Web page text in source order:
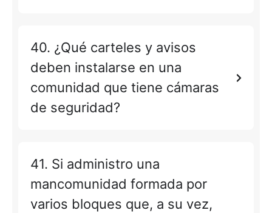
40. ¿Qué carteles y avisos
deben instalarse en una
comunidad que tiene cámaras
de seguridad?
41. Si administro una
mancomunidad formada por
varios bloques que, a su vez,